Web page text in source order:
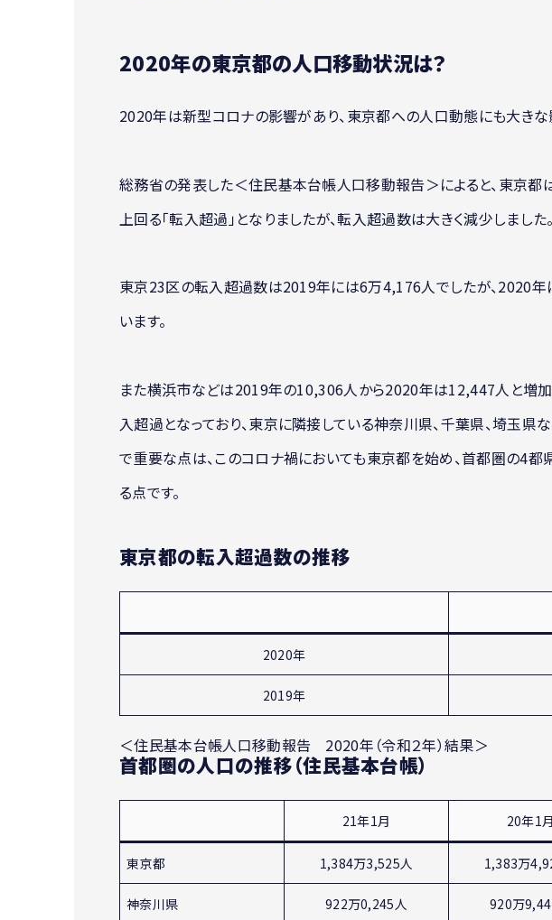
2020年の東京都の人口移動状況は？
2020年は新型コロナの影響があり、東京都への人口動態にも大きな
総務省の発表した＜住民基本台帳人口移動報告＞によると、東京
上回る「転入超過」となりましたが、転入超過数は大きく減少しました。
東京23区の転入超過数は2019年には6万4,176人でしたが、2020
います。
また横浜市などは2019年の10,306人から2020年は12,447人と増加
入超過となっており、東京に隣接している神奈川県、千葉県、埼玉県
で重要な点は、このコロナ禍においても東京都を始め、首都圏の4都
る点です。
東京都の転入超過数の推移
2020年
2019年
＜住民基本台帳人口移動報告 2020年（令和２年）結果＞
首都圏の人口の推移（住民基本台帳）
21年1月 20年1月
東京都 1,384万3,525人 1,383万
神奈川県 922万0,245人 920万